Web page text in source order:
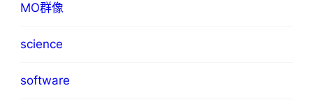
MO群像
science
software